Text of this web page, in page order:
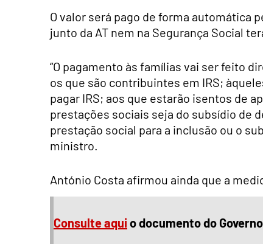
O valor será pago de forma automática
junto da AT nem na Segurança Social
“O pagamento às famílias vai ser feito
os que são contribuintes em IRS;
pagar IRS; aos que estarão isentos de
prestações sociais seja do subsídio de
prestação social para a inclusão ou o
ministro.
António Costa afirmou ainda que a
Consulte aqui o documento do